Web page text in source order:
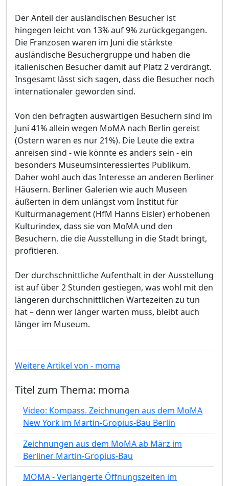
Der Anteil der ausländischen Besucher ist
hingegen leicht von 13% auf 9% zurückgegangen.
Die Franzosen waren im Juni die stärkste
ausländische Besuchergruppe und haben die
italienischen Besucher damit auf Platz 2 verdrängt.
Insgesamt lässt sich sagen, dass die Besucher noch
internationaler geworden sind.
Von den befragten auswärtigen Besuchern sind im
Juni 41% allein wegen MoMA nach Berlin gereist
(Ostern waren es nur 21%). Die Leute die extra
anreisen sind - wie könnte es anders sein - ein
besonders Museumsinteressiertes Publikum.
Daher wohl auch das Interesse an anderen Berliner
Häusern. Berliner Galerien wie auch Museen
äußerten in dem unlängst vom Institut für
Kulturmanagement (HfM Hanns Eisler) erhobenen
Kulturindex, dass sie von MoMA und den
Besuchern, die die Ausstellung in die Stadt bringt,
profitieren.
Der durchschnittliche Aufenthalt in der Ausstellung
ist auf über 2 Stunden gestiegen, was wohl mit den
längeren durchschnittlichen Wartezeiten zu tun
hat – denn wer länger warten muss, bleibt auch
länger im Museum.
Weitere Artikel von - moma
Titel zum Thema: moma
Video: Kompass. Zeichnungen aus dem MoMA
New York im Martin-Gropius-Bau Berlin
Zeichnungen aus dem MoMA ab März im
Berliner Martin-Gropius-Bau
MOMA - Verlängerte Öffnungszeiten im